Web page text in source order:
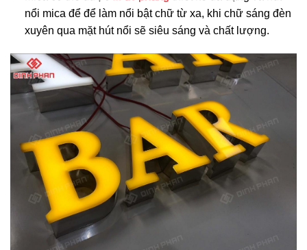
nổi mica để để làm nổi bật chữ từ xa, khi chữ sáng đèn
xuyên qua mặt hút nổi sẽ siêu sáng và chất lượng.